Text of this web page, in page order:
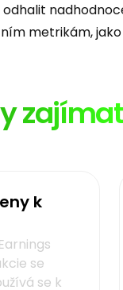
metrikám, jako
zajímat
k
se
se k